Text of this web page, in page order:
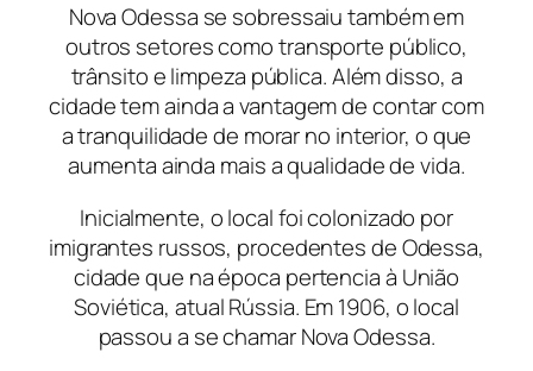
Nova Odessa se sobressaiu também em
outros setores como transporte público,
trânsito e limpeza pública. Além disso, a
cidade tem ainda a vantagem de contar com
a tranquilidade de morar no interior, o que
aumenta ainda mais a qualidade de vida.
Inicialmente, o local foi colonizado por
imigrantes russos, procedentes de Odessa,
cidade que na época pertencia à União
Soviética, atual Rússia. Em 1906, o local
passou a se chamar Nova Odessa.